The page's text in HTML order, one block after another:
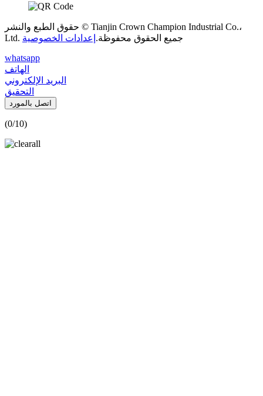
حقوق الطبع والنشر © Tianjin Crown Champion Industrial Co.،
Ltd. جميع الحقوق محفوظة. إعدادات الخصوصية
whatsapp
الهاتف
البريد الإلكتروني
التحقيق
اتصل بالمورد
(0/10)